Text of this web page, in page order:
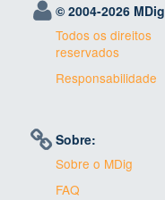
© 2004-2026 MDig
Todos os direitos
reservados
Responsabilidade
Sobre:
Sobre o MDig
FAQ